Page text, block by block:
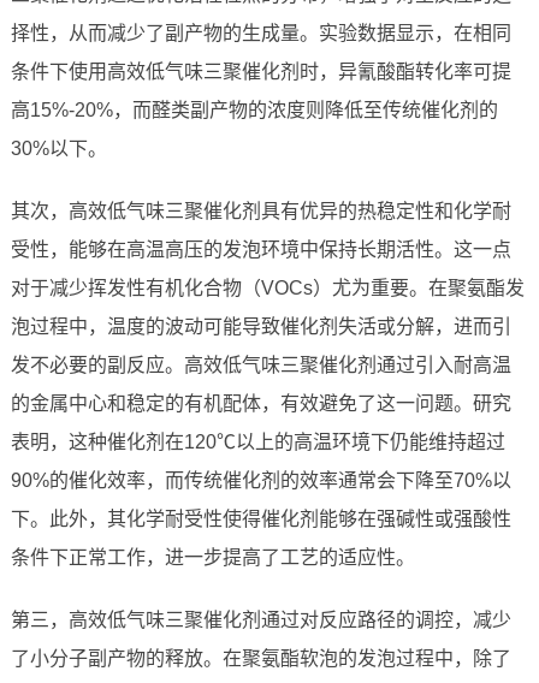
择性，从而减少了副产物的生成量。实验数据显示，在相同
条件下使用高效低气味三聚催化剂时，异氰酸酯转化率可提
高15%-20%，而醛类副产物的浓度则降低至传统催化剂的
30%以下。
其次，高效低气味三聚催化剂具有优异的热稳定性和化学耐
受性，能够在高温高压的发泡环境中保持长期活性。这一点
对于减少挥发性有机化合物（VOCs）尤为重要。在聚氨酯发
泡过程中，温度的波动可能导致催化剂失活或分解，进而引
发不必要的副反应。高效低气味三聚催化剂通过引入耐高温
的金属中心和稳定的有机配体，有效避免了这一问题。研究
表明，这种催化剂在120℃以上的高温环境下仍能维持超过
90%的催化效率，而传统催化剂的效率通常会下降至70%以
下。此外，其化学耐受性使得催化剂能够在强碱性或强酸性
条件下正常工作，进一步提高了工艺的适应性。
第三，高效低气味三聚催化剂通过对反应路径的调控，减少
了小分子副产物的释放。在聚氨酯软泡的发泡过程中，除了